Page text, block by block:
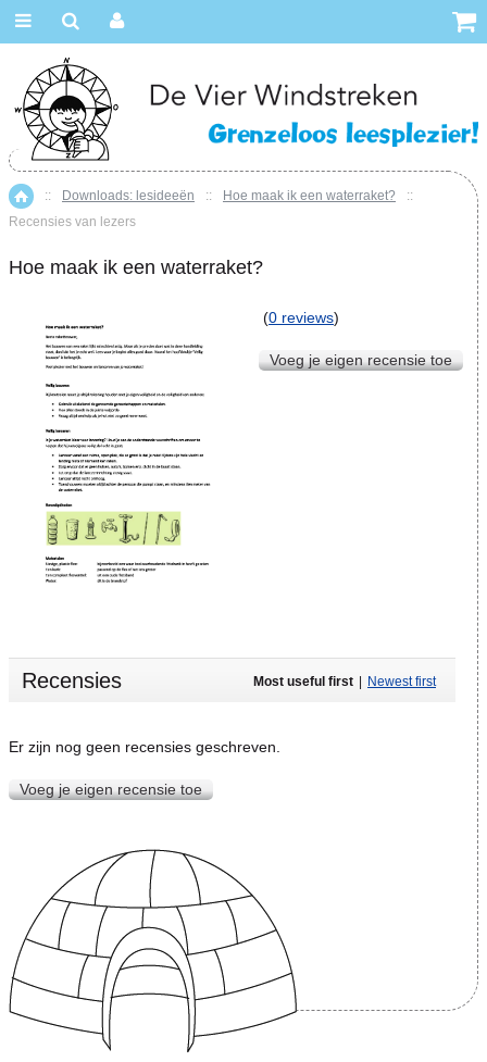
Home
:: Downloads: lesideeën :: Hoe maak ik een waterraket?
::
Recensies van lezers
Hoe maak ik een waterraket?
(0 reviews)
Voeg je eigen recensie toe
Recensies Most useful first Newest first
Er zijn nog geen recensies geschreven.
Voeg je eigen recensie toe